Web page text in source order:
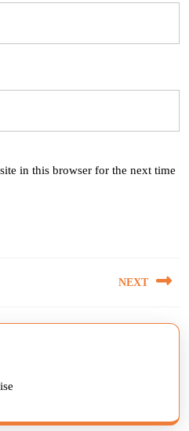
in this browser for the next time
NEXT